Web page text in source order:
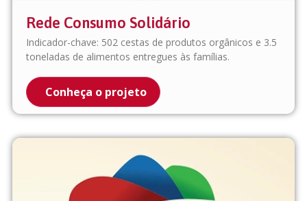
Rede Consumo Solidário
Indicador-chave: 502 cestas de produtos orgânicos e 3.5
toneladas de alimentos entregues às famílias.
Conheça o projeto